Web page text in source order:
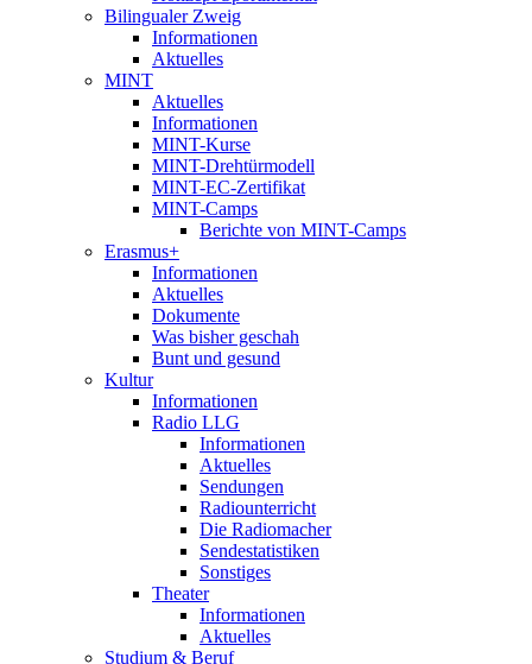
Bilingualer Zweig
Informationen
Aktuelles
MINT
Aktuelles
Informationen
MINT-Kurse
MINT-Drehtürmodell
MINT-EC-Zertifikat
MINT-Camps
Berichte von MINT-Camps
Erasmus+
Informationen
Aktuelles
Dokumente
Was bisher geschah
Bunt und gesund
Kultur
Informationen
Radio LLG
Informationen
Aktuelles
Sendungen
Radiounterricht
Die Radiomacher
Sendestatistiken
Sonstiges
Theater
Informationen
Aktuelles
Studium & Beruf